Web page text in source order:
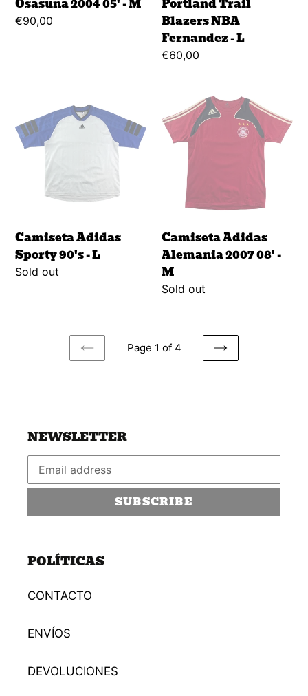
Osasuna 2004 05' - M
Regular
€90,00
Portland Trail
Blazers NBA
Fernandez - L
Regular
€60,00
Adidas
Sporty
90's
Camiseta Adidas
Sporty 90's - L
Regular
Sold out
Camiseta
Adidas
Alemania
2007
Camiseta Adidas
Alemania 2007 08' -
M
Regular
Sold out
PREVIOUS
Page 1 of 4
NEXT
NEWSLETTER
SUBSCRIBE
POLÍTICAS
CONTACTO
ENVÍOS
DEVOLUCIONES